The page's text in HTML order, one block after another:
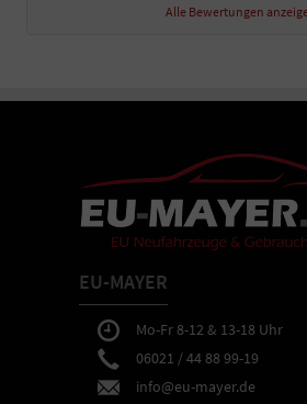
Alle Bewertungen
EU-MAYER
Mo-Fr 8-12 & 13-18 Uhr
06021 / 44 88 99-19
info@eu-mayer.de